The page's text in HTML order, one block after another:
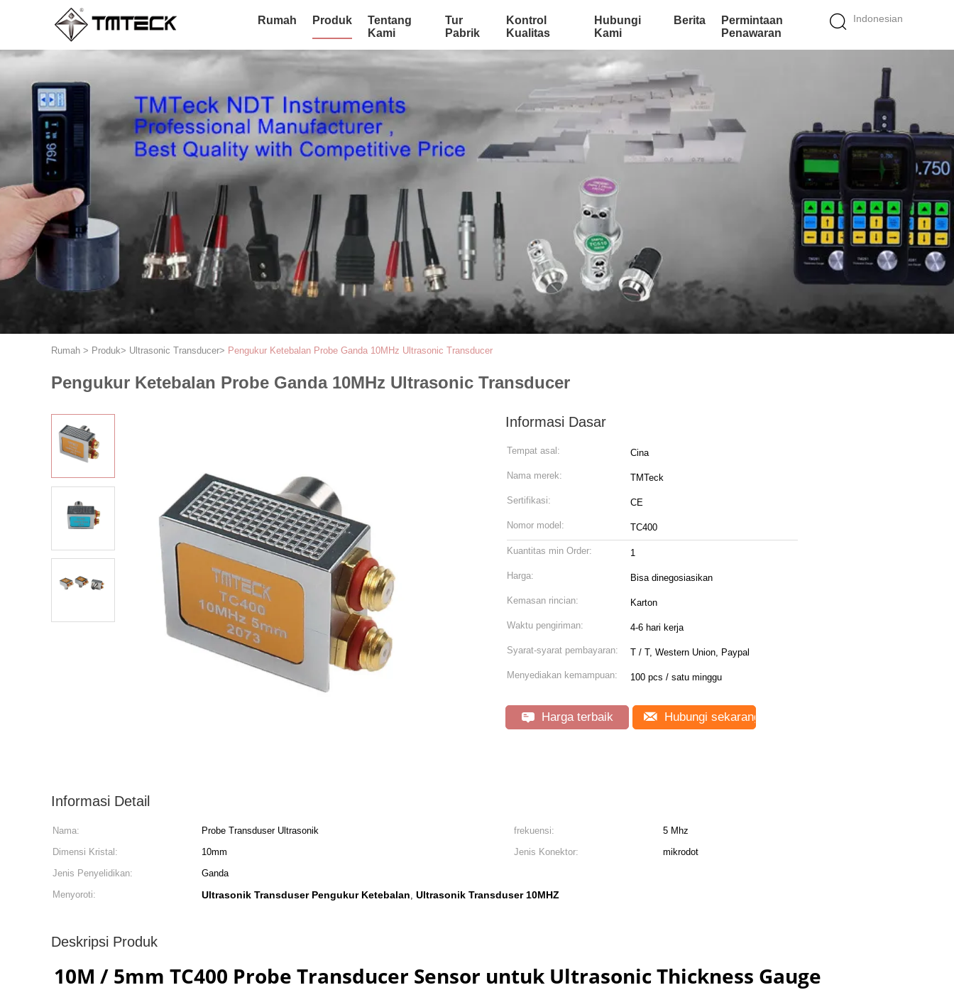
Indonesian
Rumah Produk
Tentang
Kami
Tur
Pabrik
Kontrol
Kualitas
Hubungi
Kami
Berita
Permintaan
Penawaran
Rumah > Produk> Ultrasonic Transducer> Pengukur Ketebalan Probe Ganda 10MHz Ultrasonic Transducer
Pengukur Ketebalan Probe Ganda 10MHz Ultrasonic Transducer
Informasi Dasar
Tempat asal: Cina
Nama merek: TMTeck
Sertifikasi: CE
Nomor model: TC400
Kuantitas min Order: 1
Harga: Bisa dinegosiasikan
Kemasan rincian: Karton
Waktu pengiriman: 4-6 hari kerja
Syarat-syarat pembayaran: T / T, Western Union, Paypal
Menyediakan kemampuan: 100 pcs / satu minggu
Harga terbaik Hubungi sekarang
Informasi Detail
Nama: Probe Transduser Ultrasonik frekuensi:
5 Mhz
Dimensi Kristal:
10mm Jenis Konektor:
mikrodot
Jenis Penyelidikan:
Ganda
Menyoroti:
Ultrasonik Transduser Pengukur Ketebalan, Ultrasonik Transduser 10MHZ
Deskripsi Produk
10M / 5mm TC400 Probe Transducer Sensor untuk Ultrasonic Thickness Gauge